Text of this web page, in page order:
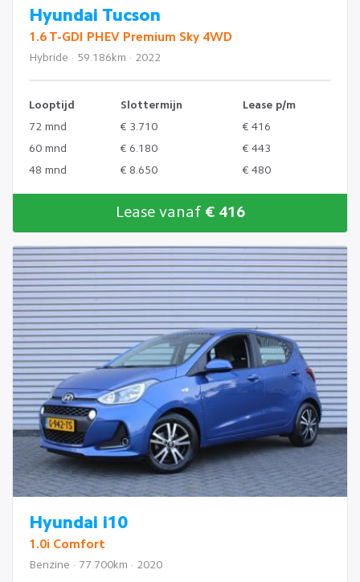
Hyundai Tucson
1.6 T-GDI PHEV Premium Sky 4WD
Hybride · 59.186km · 2022
Looptijd Slottermijn
Lease p/m
72 mnd
€ 3.710
€ 416
60 mnd
€ 6.180
€ 443
48 mnd
€ 8.650 € 480
Lease vanaf € 416
Hyundai i10
1.0i Comfort
Benzine · 77.700km · 2020